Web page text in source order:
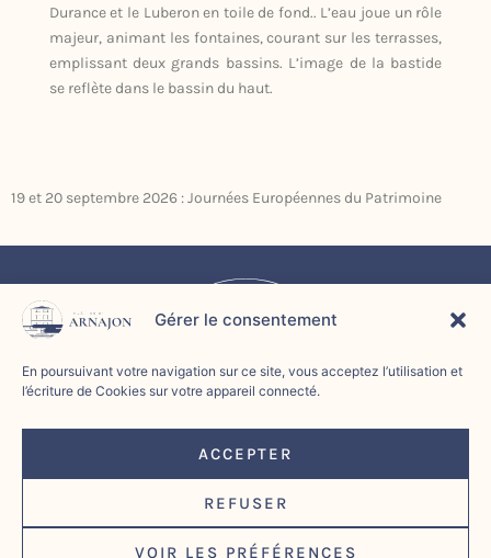
Gérer le consentement
En poursuivant votre navigation sur ce site, vous acceptez l’utilisation et
l’écriture de Cookies sur votre appareil connecté.
ACCEPTER
REFUSER
VOIR LES PRÉFÉRENCES
Durance et le Luberon en toile de fond.. L’eau joue un rôle
majeur, animant les fontaines, courant sur les terrasses,
emplissant deux grands bassins. L’image de la bastide
se reflète dans le bassin du haut.
19 et 20 septembre 2026 : Journées Européennes du Patrimoine